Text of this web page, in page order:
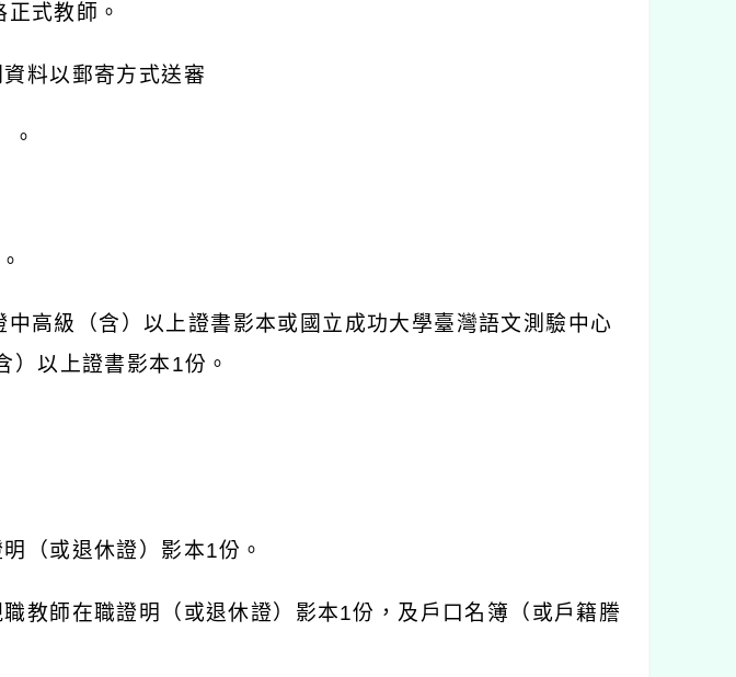
式教師。
料以郵寄方式送審
。
中高級（含）以上證書影本或國立成功大學臺灣語文測驗中心
）以上證書影本1份。
（或退休證）影本1份。
教師在職證明（或退休證）影本1份，及戶口名簿（或戶籍謄